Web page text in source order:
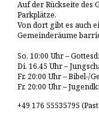
Auf der Rückseite des
Parkplätze.
Von dort gibt es auch
Gemeinderäume
So. 10:00 Uhr –
Di. 16.45 Uhr –
Fr. 20:00 Uhr – Bibel-/
Fr. 20:00 Uhr –
+49 176 55535795